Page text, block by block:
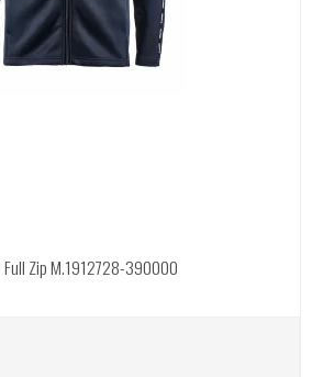
Zip M.1912728-390000